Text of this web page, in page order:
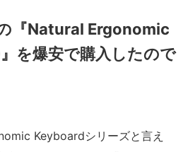
『Natural Ergonomic
を爆安で購入したので
Keyboardシリーズと言え